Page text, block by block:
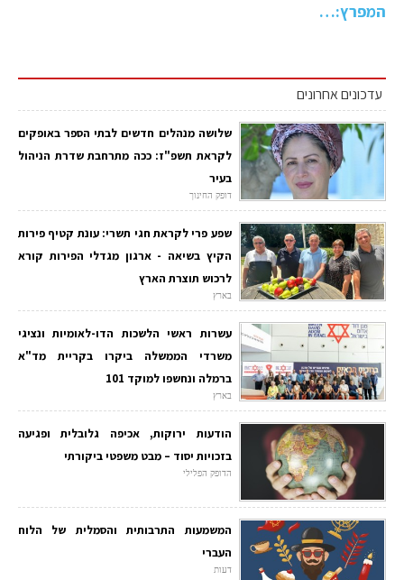
המפרץ:…
עדכונים אחרונים
שלושה מנהלים חדשים לבתי הספר באופקים
לקראת תשפ"ז: ככה מתרחבת שדרת הניהול
בעיר
דופק החינוך
שפע פרי לקראת חגי תשרי: עונת קטיף פירות
הקיץ בשיאה - ארגון מגדלי הפירות קורא
לרכוש תוצרת הארץ
בארץ
עשרות ראשי הלשכות הדו-לאומיות ונציגי
משרדי הממשלה ביקרו בקריית מד"א
ברמלה ונחשפו למוקד 101
בארץ
הודעות ירוקות, אכיפה גלובלית ופגיעה
בזכויות יסוד – מבט משפטי ביקורתי
הדופק הפלילי
המשמעות התרבותית והסמלית של הלוח
העברי
דעות